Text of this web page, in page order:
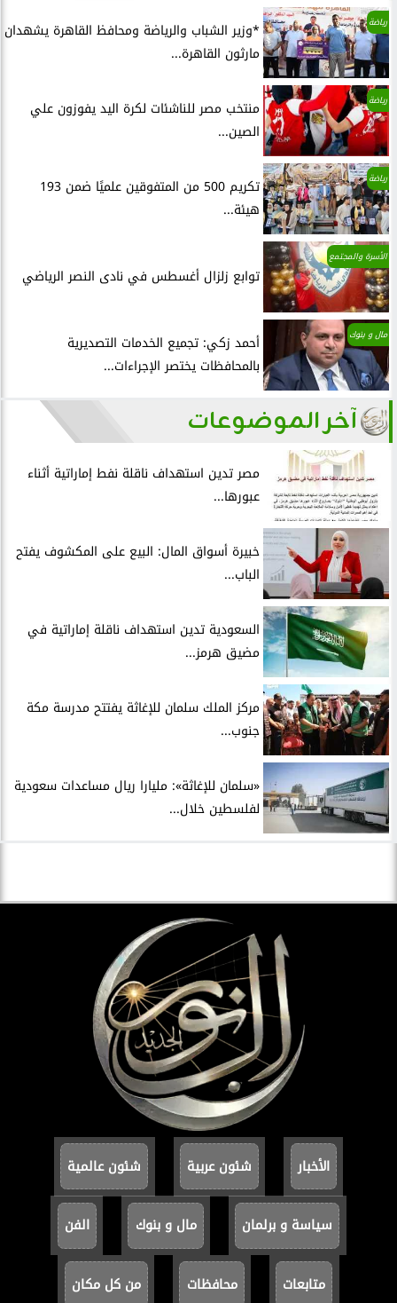
رياضة
*وزير الشباب والرياضة ومحافظ القاهرة يشهدان
مارثون القاهرة...
رياضة
منتخب مصر للناشئات لكرة اليد يفوزون علي
الصين...
رياضة
تكريم 500 من المتفوقين علميًا ضمن 193
هيئة...
الأسرة والمجتمع
توابع زلزال أغسطس في نادى النصر الرياضي
مال و بنوك
أحمد زكي: تجميع الخدمات التصديرية
بالمحافظات يختصر الإجراءات...
آخر الموضوعات
مصر تدين استهداف ناقلة نفط إماراتية أثناء
عبورها...
خبيرة أسواق المال: البيع على المكشوف يفتح
الباب...
السعودية تدين استهداف ناقلة إماراتية في
مضيق هرمز...
مركز الملك سلمان للإغاثة يفتتح مدرسة مكة
جنوب...
«سلمان للإغاثة»: مليارا ريال مساعدات سعودية
لفلسطين خلال...
الأخبار شئون عربية شئون عالمية
سياسة و برلمان مال و بنوك الفن
متابعات محافظات من كل مكان